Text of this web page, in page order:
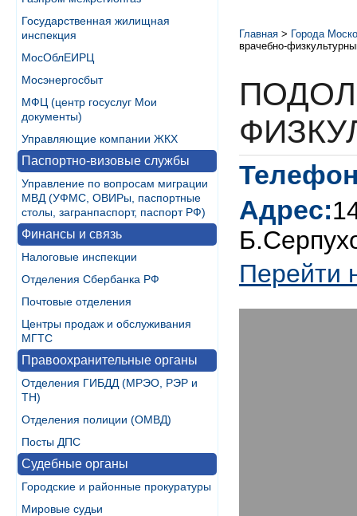
Государственная жилищная
инспекция
МосОблЕИРЦ
Мосэнергосбыт
МФЦ (центр госуслуг Мои
документы)
Управляющие компании ЖКХ
Паспортно-визовые службы
Управление по вопросам миграции
МВД (УФМС, ОВИРы, паспортные
столы, загранпаспорт, паспорт РФ)
Финансы и связь
Налоговые инспекции
Отделения Сбербанка РФ
Почтовые отделения
Центры продаж и обслуживания
МГТС
Правоохранительные органы
Отделения ГИБДД (МРЭО, РЭР и
ТН)
Отделения полиции (ОМВД)
Посты ДПС
Судебные органы
Городские и районные прокуратуры
Мировые судьи
Главная > Города
врачебно-
Адрес:
Перейти